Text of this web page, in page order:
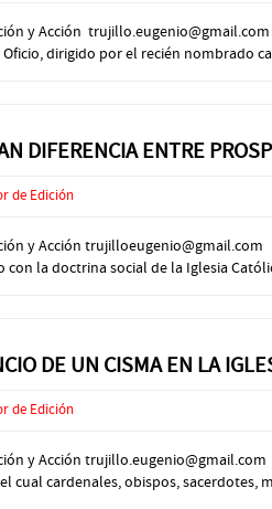
y Acción
dirigido por el recién nombrado
DIFERENCIA ENTRE
de Edición
y Acción
la doctrina social de la Iglesia
DE UN CISMA EN LA
de Edición
y Acción
cual cardenales, obispos,